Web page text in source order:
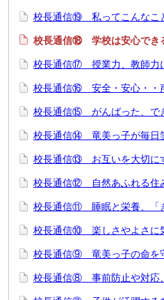
校長通信⑲ 私ってこんなこ
校長通信⑱ 学校は安心でき
校長通信⑰ 授業力、教師力
校長通信⑯ 安全・安心・・
校長通信⑮ がんばった、で
校長通信⑭ 竜美っ子が毎日
校長通信⑬ お互いを大切に
校長通信⑫ 自然あふれる住
校長通信⑪ 睡眠と栄養、「
校長通信⑩ 楽しさやよさに
校長通信⑨ 竜美っ子の命を
校長通信⑧ 事前防止や対応